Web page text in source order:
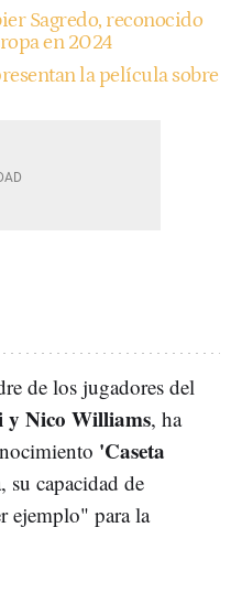
Sagredo, reconocido
en 2024
la película sobre
de los jugadores del
Nico Williams, ha
'Caseta
capacidad de
ejemplo" para la